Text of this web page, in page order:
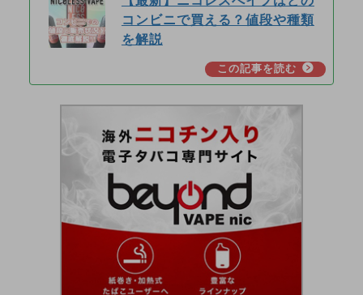
コンビニで買える？値段や種類
を解説